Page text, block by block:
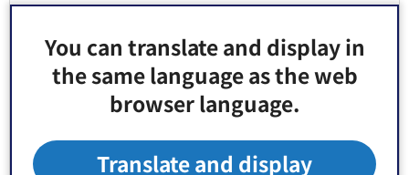
You can translate and display in
the same language as the web
browser language.
Translate and display
水盤 弘化2年在銘
水盤 砂村高砂講奉納
水盤 治兵衛新田氏子中奉納